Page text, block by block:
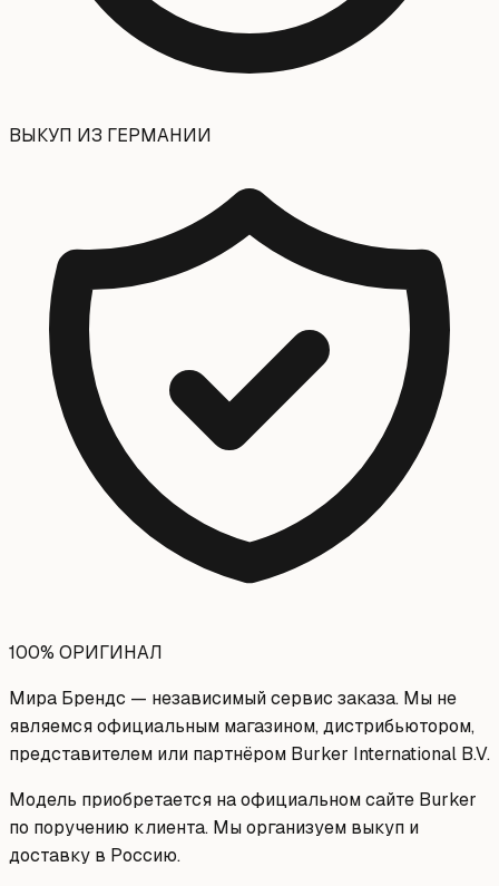
ВЫКУП ИЗ ГЕРМАНИИ
100% ОРИГИНАЛ
Мира Брендс — независимый сервис заказа. Мы не
являемся официальным магазином, дистрибьютором,
представителем или партнёром Burker International B.V.
Модель приобретается на официальном сайте Burker
по поручению клиента. Мы организуем выкуп и
доставку в Россию.